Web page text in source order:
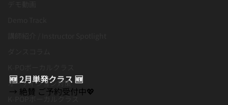
オーディション対策
K-POPボーカルクラス
🆕 2月単発クラス 🆕
→ 絶賛 ご予約受付中💖